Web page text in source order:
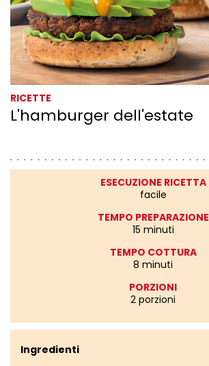
RICETTE
L'hamburger dell'estate
ESECUZIONE RICETTA
facile
TEMPO PREPARAZIONE
15 minuti
TEMPO COTTURA
8 minuti
PORZIONI
2 porzioni
Ingredienti